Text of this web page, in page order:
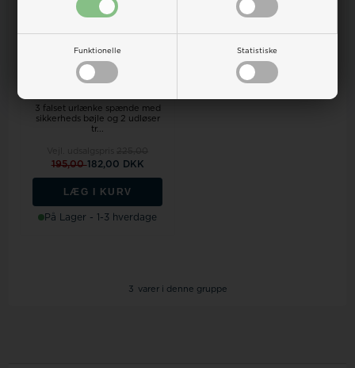
Funktionelle Statistiske
3 falset urlænke spænde med
sikkerheds bøjle og 2 udløser
tr...
195,00182,00 DKK
LÆG I KURV
På Lager - 1-3 hverdage
3 varer i denne gruppe